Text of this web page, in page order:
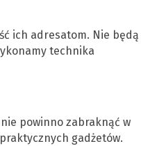
ich adresatom. Nie będą
technika
powinno zabraknąć w
gadżetów.